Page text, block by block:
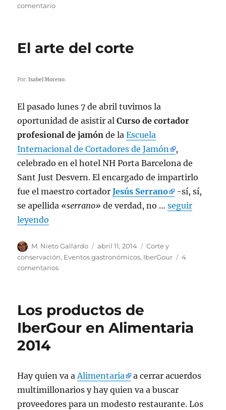
comentario
a
de
Musical
El arte del corte
Por:Isabel Moreno.
El pasado lunes 7 de abril tuvimos la
oportunidad de asistir alCurso de cortador
profesional de jamón de laEscuela
Internacional de Cortadores de Jamón
,
celebrado en el hotel NH Porta Barcelona de
Sant Just Desvern. El encargado de impartirlo
fue el maestro cortadorJesús Serrano
-sí, sí,
se apellida «serrano» de verdad, no …seguir
leyendo
Autor
M. Nieto Gallardo
Publicado
el
abril 11, 2014 Categorías
Corte y
conservación, Eventos gastronómicos, IberGour
4
comentarios
corte
Los productos de
IberGour en Alimentaria
2014
Hay quien va a Alimentaria
a cerrar acuerdos
multimillonarios y hay quien va a buscar
proveedores para un modesto restaurante. Los